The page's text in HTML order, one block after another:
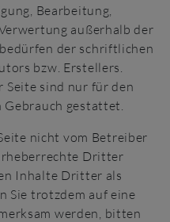
Bearbeitung,
außerhalb der
der schriftlichen
bzw. Erstellers.
Seite sind nur für den
gestattet.
nicht vom Betreiber
Dritter
Inhalte Dritter als
Sie trotzdem auf eine
werden, bitten